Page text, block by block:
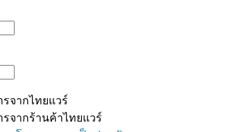
จากไทยแวร์
จากร้านค้าไทยแวร์